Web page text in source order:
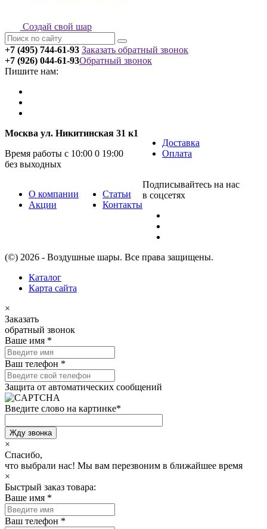
Создай свой шар
+7 (495) 744-61-93 Заказать обратный звонок
+7 (926) 044-61-93
Пишите нам:
Обратный звонок
Москва ул. Никитинская 31 к1
Время работы с 10:00 0 19:00
без выходных
Доставка
Оплата
О компании
Акции
Статьи
Контакты
Подписывайтесь на нас
в соцсетях
(©) 2026 - Воздушные шары. Все права защищены.
Каталог
Карта сайта
×
Заказать
обратный звонок
Ваше имя *
Ваш телефон *
Защита от автоматических сообщений
Введите слово на картинке*
×
Спасибо,
что выбрали нас! Мы вам перезвоним в ближайшее время
×
Быстрый заказ товара:
Ваше имя *
Ваш телефон *